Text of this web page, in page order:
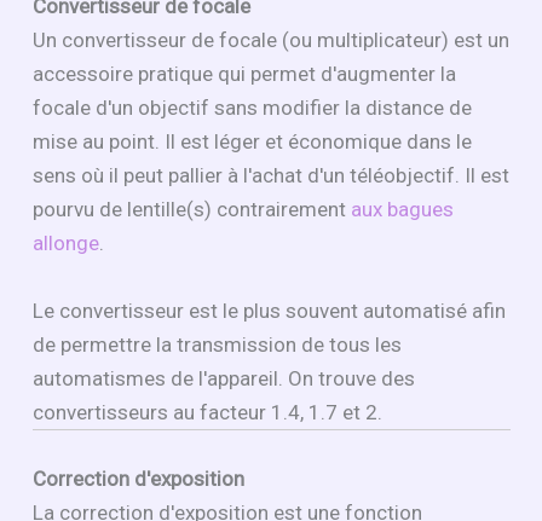
Convertisseur de focale
Un convertisseur de focale (ou multiplicateur) est un
accessoire pratique qui permet d'augmenter la
focale d'un objectif sans modifier la distance de
mise au point. Il est léger et économique dans le
sens où il peut pallier à l'achat d'un téléobjectif. Il est
pourvu de lentille(s) contrairement aux bagues
allonge.
Le convertisseur est le plus souvent automatisé afin
de permettre la transmission de tous les
automatismes de l'appareil. On trouve des
convertisseurs au facteur 1.4, 1.7 et 2.
Correction d'exposition
La correction d'exposition est une fonction